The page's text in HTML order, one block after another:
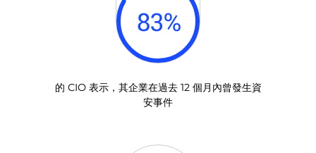
83%
的 CIO 表示，其企業在過去 12 個月內曾發生資
安事件